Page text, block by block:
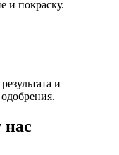
и покраску.
и